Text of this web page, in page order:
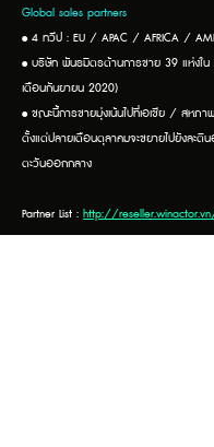
Global sales partners
• 4 ทวีป : EU / APAC / AFRICA /
• บริษัท พันธมิตรด้านการขาย 39 แห่งใน
เดือนกันยายน 2020)
• ขณะนี้การขายมุ่งเน้นไปที่เอเชีย / สหภา
ตั้งแต่ปลายเดือนตุลาคมจะขยายไปยังละ
ตะวันออกกลาง
Partner List : http://